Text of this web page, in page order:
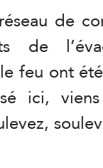
de
de
feu ont
ici,